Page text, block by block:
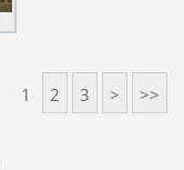
1 2 3 > >>